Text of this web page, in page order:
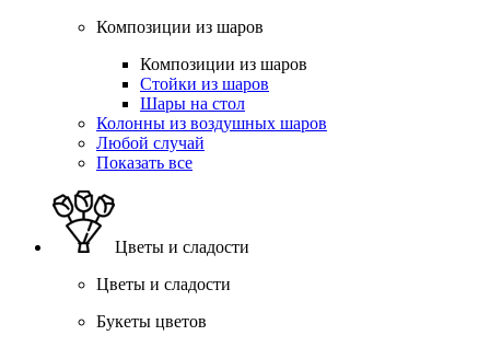
Композиции из шаров
Композиции из шаров
Стойки из шаров
Шары на стол
Колонны из воздушных шаров
Любой случай
Показать все
Цветы и сладости
Цветы и сладости
Букеты цветов